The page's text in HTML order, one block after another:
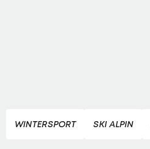
WINTERSPORT SKI ALPIN